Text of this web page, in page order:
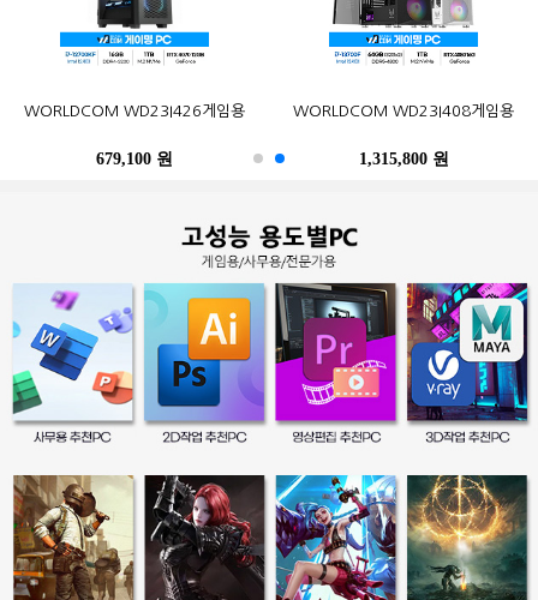
WORLDCOM WD23I426게임용
679,100 원
WORLDCOM WD23I408게임용
1,315,800 원
N100 Win10Pro (4GB, M.2
402,900 원
N10C6L2M Fanless Wi-Fi 6E Win11
486,200 원
MSI G27CQ4 E2 게이밍 170
WQHD HDR 무결점
249,000 원
한성컴퓨터 TFG32Q07P IPS QHD
리얼 75
247,500 원
포유디지탈 iMUZ 컨버터 탭 14 PRO
(스탠드 포함, SSD 256GB)
490,500 원
삼성전자 2017 노트북9 Always
NT900X3N-K517S (기본)
39,300 원
삼성전자 SL-C513W (기본토너)
259,000 원
Epson 정품 무한 L6290 (무한잉크)
396,000 원